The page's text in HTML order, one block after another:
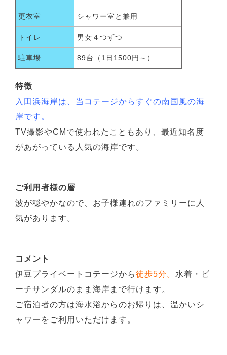
更衣室 シャワー室と兼用
トイレ 男女４つずつ
駐車場 89台（1日1500円～）
特徴
入田浜海岸は、当コテージからすぐの南国風の海
岸です。
TV撮影やCMで使われたこともあり、最近知名度
があがっている人気の海岸です。
ご利用者様の層
波が穏やかなので、お子様連れのファミリーに人
気があります。
コメント
伊豆プライベートコテージから徒歩5分。 水着・ビ
ーチサンダルのまま海岸まで行けます。
ご宿泊者の方は海水浴からのお帰りは、温かいシ
ャワーをご利用いただけます。